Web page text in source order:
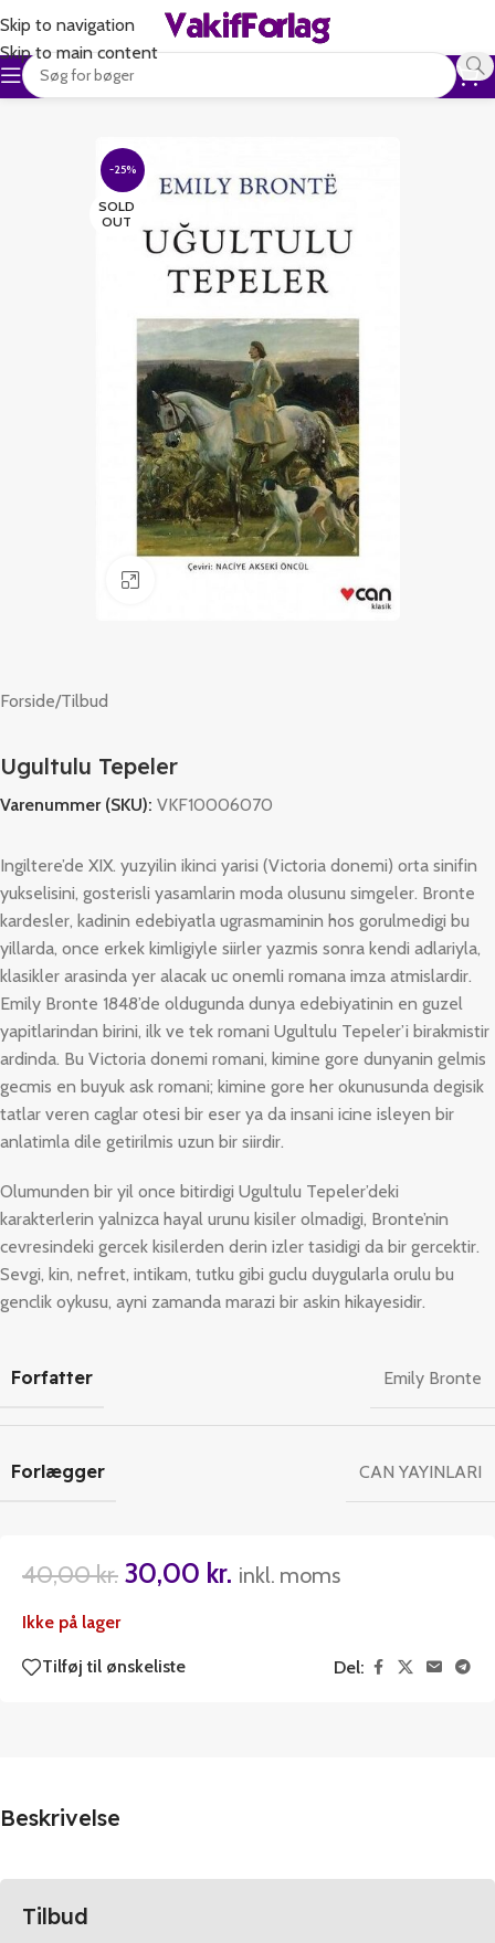
Skip to navigation
Skip to main content
-25%
SOLD
OUT
Forside/Tilbud
Ugultulu Tepeler
Varenummer (SKU): VKF10006070
Ingiltere’de XIX. yuzyilin ikinci yarisi (Victoria donemi) orta sinifin
yukselisini, gosterisli yasamlarin moda olusunu simgeler. Bronte
kardesler, kadinin edebiyatla ugrasmaminin hos gorulmedigi bu
yillarda, once erkek kimligiyle siirler yazmis sonra kendi adlariyla,
klasikler arasinda yer alacak uc onemli romana imza atmislardir.
Emily Bronte 1848’de oldugunda dunya edebiyatinin en guzel
yapitlarindan birini, ilk ve tek romani Ugultulu Tepeler’i birakmistir
ardinda. Bu Victoria donemi romani, kimine gore dunyanin gelmis
gecmis en buyuk ask romani; kimine gore her okunusunda degisik
tatlar veren caglar otesi bir eser ya da insani icine isleyen bir
anlatimla dile getirilmis uzun bir siirdir.
Olumunden bir yil once bitirdigi Ugultulu Tepeler’deki
karakterlerin yalnizca hayal urunu kisiler olmadigi, Bronte’nin
cevresindeki gercek kisilerden derin izler tasidigi da bir gercektir.
Sevgi, kin, nefret, intikam, tutku gibi guclu duygularla orulu bu
genclik oykusu, ayni zamanda marazi bir askin hikayesidir.
Forfatter Emily Bronte
Forlægger CAN YAYINLARI
40,00kr. 30,00 kr. inkl. moms
Ikke på lager
Tilføj til ønskeliste Del:
Beskrivelse
Tilbud